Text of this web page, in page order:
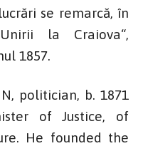
se remarcă, în
la Craiova“,
1857.
politician, b. 1871
of Justice, of
He founded the